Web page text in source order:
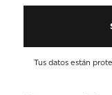
Tus datos están